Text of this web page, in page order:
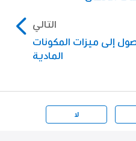
التالي
إلى ميزات المكونات
المادية
لا